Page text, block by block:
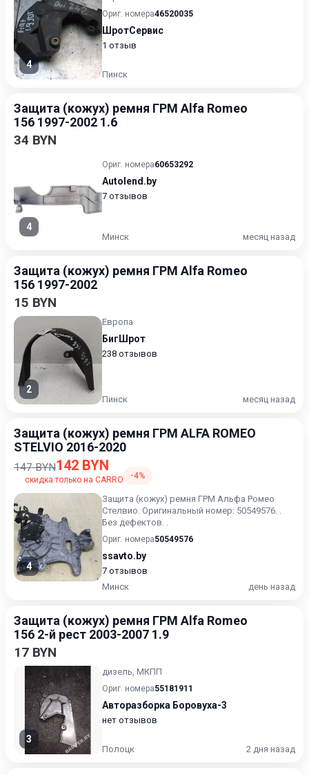
4
Ориг. номера46520035
ШротСервис
1 отзыв
Пинск
Защита (кожух) ремня ГРМ Alfa Romeo
156 1997-2002 1.6
34 BYN
4
Ориг. номера60653292
Autolend.by
7 отзывов
Минск месяц назад
Защита (кожух) ремня ГРМ Alfa Romeo
156 1997-2002
15 BYN
2
Европа
БигШрот
238 отзывов
Пинск месяц назад
Защита (кожух) ремня ГРМ ALFA ROMEO
STELVIO 2016-2020
147 BYN142 BYN
скидка только на CARRO -4%
4
Защита (кожух) ремня ГРМ Альфа Ромео
Стелвио. Оригинальный номер: 50549576. .
Без дефектов. .
Ориг. номера50549576
ssavto.by
7 отзывов
Минск
день назад
Защита (кожух) ремня ГРМ Alfa Romeo
156 2-й рест 2003-2007 1.9
17 BYN
3
дизель, МКПП
Ориг. номера55181911
Авторазборка Боровуха-3
нет отзывов
Полоцк 2 дня назад